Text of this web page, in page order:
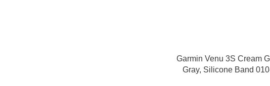
Garmin Venu 3S Cream
Gray, Silicone Band